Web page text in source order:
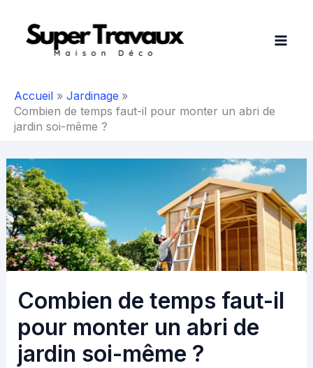
contenu
Accueil
Jardinage
Combien de temps faut-il pour monter un abri de
jardin soi-même ?
Combien de temps faut-il
pour monter un abri de
jardin soi-même ?